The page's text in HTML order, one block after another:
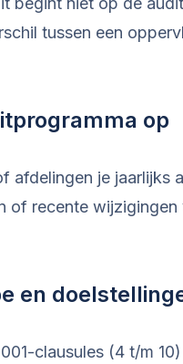
tussen een
op
afdelingen je jaarlijks
of recente wijzigingen
en
clausules (4 t/m